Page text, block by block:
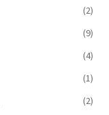
(2)
(9)
(4)
(1)
(2)